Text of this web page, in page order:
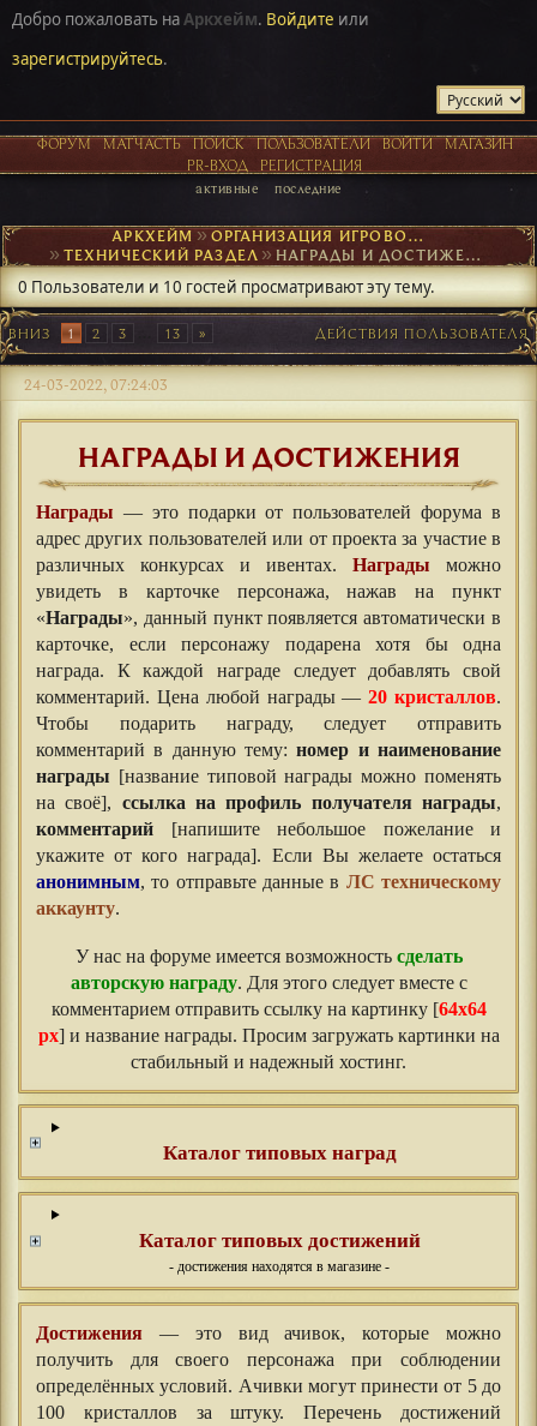
Добро пожаловать наАркхейм. Войдите или
зарегистрируйтесь.
ФОРУМ МАТЧАСТЬ ПОИСК ПОЛЬЗОВАТЕЛИ ВОЙТИ
МАГАЗИН
PR-ВХОД
РЕГИСТРАЦИЯ
активные последние
АРКХЕЙМ► ОРГАНИЗАЦИЯ ИГРОВОГО ПРОЦЕССА
►ТЕХНИЧЕСКИЙ РАЗДЕЛ ► НАГРАДЫ И ДОСТИЖЕНИЯ
0 Пользователи и 10 гостей просматривают эту тему.
ВНИЗ 1 2 3 13 ДЕЙСТВИЯ ПОЛЬЗОВАТЕЛЯ
24-03-2022, 07:24:03
НАГРАДЫ И ДОСТИЖЕНИЯ
Награды — это подарки от пользователей форума в
адрес других пользователей или от проекта за участие в
различных конкурсах и ивентах. Награды можно
увидеть в карточке персонажа, нажав на пункт
«Награды», данный пункт появляется автоматически в
карточке, если персонажу подарена хотя бы одна
награда. К каждой награде следует добавлять свой
комментарий. Цена любой награды —20 кристаллов.
Чтобы подарить награду, следует отправить
комментарий в данную тему:номер и наименование
награды [название типовой награды можно поменять
на своё], ссылка на профиль получателя награды,
комментарий [напишите небольшое пожелание и
укажите от кого награда]. Если Вы желаете остаться
анонимным, то отправьте данные в ЛС техническому
аккаунту.
У нас на форуме имеется возможность сделать
авторскую награду. Для этого следует вместе с
комментарием отправить ссылку на картинку [64х64
px] и название награды. Просим загружать картинки на
стабильный и надежный хостинг.
Каталог типовых наград
Каталог типовых достижений
- достижения находятся в магазине -
Достижения — это вид ачивок, которые можно
получить для своего персонажа при соблюдении
определённых условий. Ачивки могут принести от 5 до
100 кристаллов за штуку. Перечень достижений